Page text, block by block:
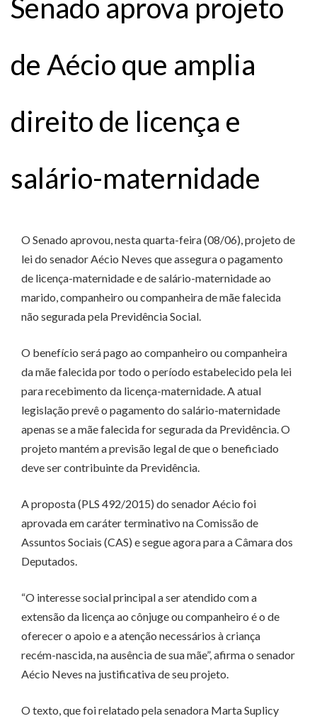
Senado aprova projeto
de Aécio que amplia
direito de licença e
salário-maternidade
O Senado aprovou, nesta quarta-feira (08/06), projeto de
lei do senador Aécio Neves que assegura o pagamento
de licença-maternidade e de salário-maternidade ao
marido, companheiro ou companheira de mãe falecida
não segurada pela Previdência Social.
O benefício será pago ao companheiro ou companheira
da mãe falecida por todo o período estabelecido pela lei
para recebimento da licença-maternidade. A atual
legislação prevê o pagamento do salário-maternidade
apenas se a mãe falecida for segurada da Previdência. O
projeto mantém a previsão legal de que o beneficiado
deve ser contribuinte da Previdência.
A proposta (PLS 492/2015) do senador Aécio foi
aprovada em caráter terminativo na Comissão de
Assuntos Sociais (CAS) e segue agora para a Câmara dos
Deputados.
“O interesse social principal a ser atendido com a
extensão da licença ao cônjuge ou companheiro é o de
oferecer o apoio e a atenção necessários à criança
recém-nascida, na ausência de sua mãe”, afirma o senador
Aécio Neves na justificativa de seu projeto.
O texto, que foi relatado pela senadora Marta Suplicy